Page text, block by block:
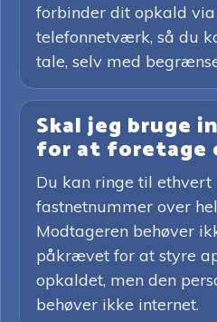
forbinder dit opkald via
telefonnetværk, så du
tale, selv med
Skal jeg bruge
for at foretage
Du kan ringe til
fastnetnummer over
Modtageren behøver
påkrævet for at styre
opkaldet, men den
behøver ikke internet.